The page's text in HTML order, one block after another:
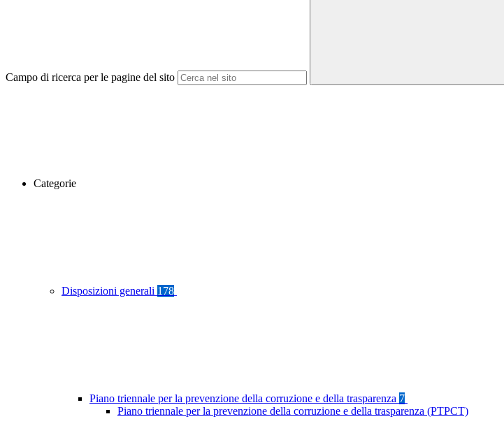
Campo di ricerca per le pagine del sito
Categorie
Disposizioni generali 178
Piano triennale per la prevenzione della corruzione e della trasparenza 7
Piano triennale per la prevenzione della corruzione e della trasparenza (PTPCT)